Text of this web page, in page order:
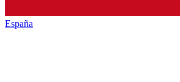
España